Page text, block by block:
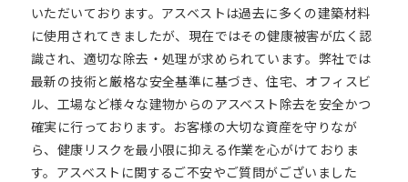
いただいております。アスベストは過去に多くの建築材料
に使用されてきましたが、現在ではその健康被害が広く認
識され、適切な除去・処理が求められています。弊社では
最新の技術と厳格な安全基準に基づき、住宅、オフィスビ
ル、工場など様々な建物からのアスベスト除去を安全かつ
確実に行っております。お客様の大切な資産を守りなが
ら、健康リスクを最小限に抑える作業を心がけておりま
す。アスベストに関するご不安やご質問がございました